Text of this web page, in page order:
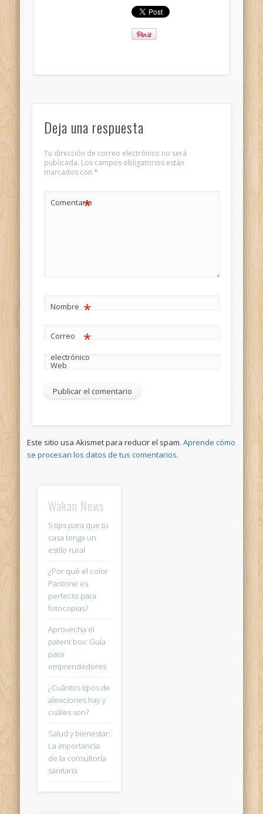
Deja una respuesta
Tu dirección de correo electrónico no será
publicada. Los campos obligatorios están
marcados con *
Comentario
*
Nombre *
Correo
electrónico
*
Web
Este sitio usa Akismet para reducir el spam.Aprende cómo
se procesan los datos de tus comentarios.
Wakan News
5 tips para que tu
casa tenga un
estilo rural
¿Por qué el color
Pantone es
perfecto para
fotocopias?
Aprovecha el
patent box: Guía
para
emprendedores
¿Cuántos tipos de
aleaciones hay y
cuáles son?
Salud y bienestar:
La importancia
de la consultoría
sanitaria